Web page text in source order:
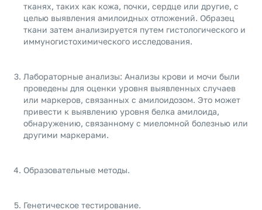
тканях, таких как кожа, почки, сердце или другие, с
целью выявления амилоидных отложений. Образец
ткани затем анализируется путем гистологического и
иммуногистохимического исследования.
Лабораторные анализы: Анализы крови и мочи были
проведены для оценки уровня выявленных случаев
или маркеров, связанных с амилоидозом. Это может
привести к выявлению уровня белка амилоида,
обнаружению, связанному с миеломной болезнью или
другими маркерами.
Образовательные методы.
Генетическое тестирование.